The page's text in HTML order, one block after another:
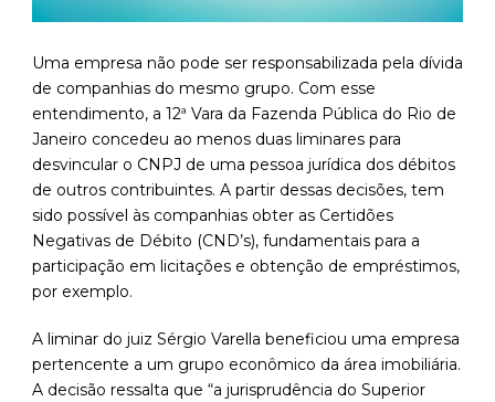
Uma empresa não pode ser responsabilizada pela dívida
de companhias do mesmo grupo. Com esse
entendimento, a 12ª Vara da Fazenda Pública do Rio de
Janeiro concedeu ao menos duas liminares para
desvincular o CNPJ de uma pessoa jurídica dos débitos
de outros contribuintes. A partir dessas decisões, tem
sido possível às companhias obter as Certidões
Negativas de Débito (CND’s), fundamentais para a
participação em licitações e obtenção de empréstimos,
por exemplo.
A liminar do juiz Sérgio Varella beneficiou uma empresa
pertencente a um grupo econômico da área imobiliária.
A decisão ressalta que “a jurisprudência do Superior